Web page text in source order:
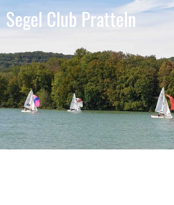
Segel Club Pratteln